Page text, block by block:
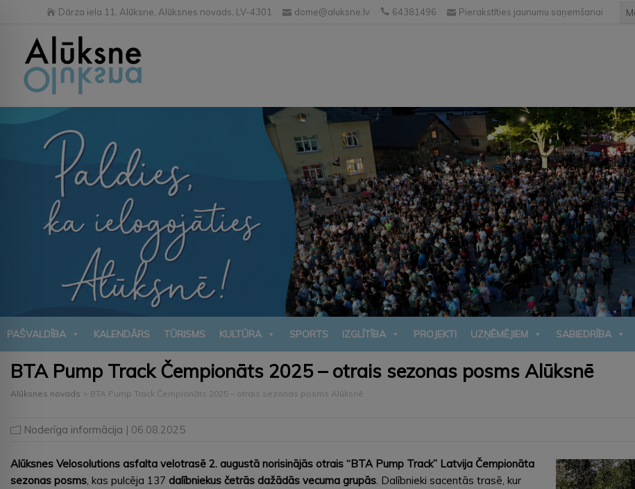
Dārza iela 11, Alūksne, Alūksnes novads, LV-4301 dome@aluksne.lv 64381496 Pierakstīties jaunumu saņemšanai
PAŠVALDĪBA KALENDĀRS TŪRISMS KULTŪRA SPORTS IZGLĪTĪBA PROJEKTI UZŅĒMĒJIEM SABIEDRĪBA
BTA Pump Track Čempionāts 2025 – otrais sezonas posms Alūksnē
Alūksnes novads > BTA Pump Track Čempionāts 2025 – otrais sezonas posms Alūksnē
Noderīga informācija | 06.08.2025
Alūksnes Velosolutions asfalta velotrasē 2. augustā norisinājās otrais “BTA Pump Track” Latvija Čempionāta
sezonas posms, kas pulcēja 137 dalībniekus četrās dažādās vecuma grupās. Dalībnieki sacentās trasē, kur